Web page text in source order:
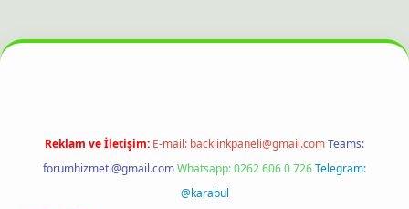
Reklam ve İletişim: E-mail: backlinkpaneli@gmail.comTeams:
forumhizmeti@gmail.comWhatsapp: 0262 606 0 726Telegram:
@karabul